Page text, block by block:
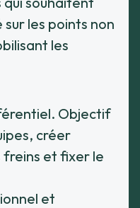
les points non
les
Objectif
créer
freins et fixer le
et